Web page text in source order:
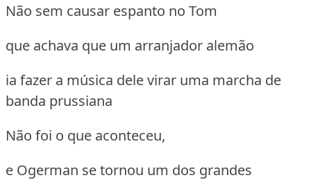
Não sem causar espanto no Tom
que achava que um arranjador alemão
ia fazer a música dele virar uma marcha de
banda prussiana
Não foi o que aconteceu,
e Ogerman se tornou um dos grandes